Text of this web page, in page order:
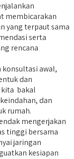
membicarakan
yang terpaut sama
serta
rencana
konsultasi awal,
dan
kita bakal
dan
rumah.
mengerjakan
tinggi bersama
jaringan
kesiapan